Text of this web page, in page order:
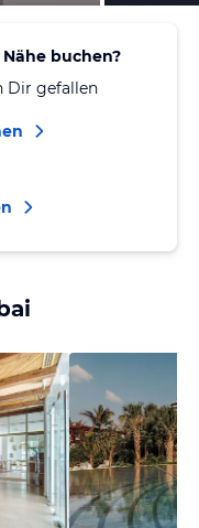
buchen?
Dir gefallen